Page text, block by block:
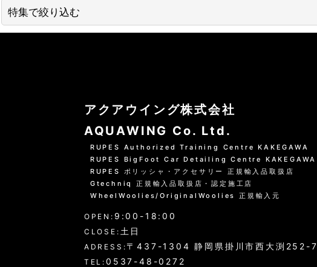
並び順 :
特集で絞り込む
PHリフレッシュシャンプー洗車
黒い筋状の水垢・古い保護層
ホイール・タイヤの洗浄
ウインドウガラス（外窓）の洗浄
アクアウイング株式会社
AQUAWING Co. Ltd.
RUPES Authorized Training Centre KAKEGAWA
RUPES BigFoot Car Detailing Centre KAKEGAWA
RUPES ポリッシャ・アクセサリー 正規輸入品取扱店
Gtechniq 正規輸入品取扱店・認定施工店
WheelWoolies/OriginalWoolies 正規輸入元
OPEN: 9:00-18:00
CLOSE: 土日
ADRESS: 〒437-1304 静岡県掛川市西大渕252-7
TEL: 0537-48-0272